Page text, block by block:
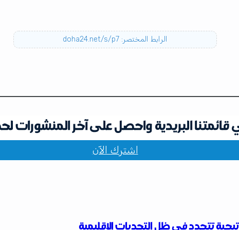
الرابط المختصر: doha24.net/s/p7
البريدية واحصل على آخر المنشورات
اشترك الآن
تتجدد في ظل التحديات الإقليمية